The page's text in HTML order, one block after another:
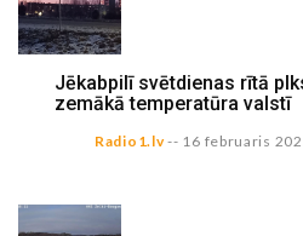
Jēkabpilī svētdienas rītā
zemākā temperatūra valstī
Radio1.lv-- 16 februaris